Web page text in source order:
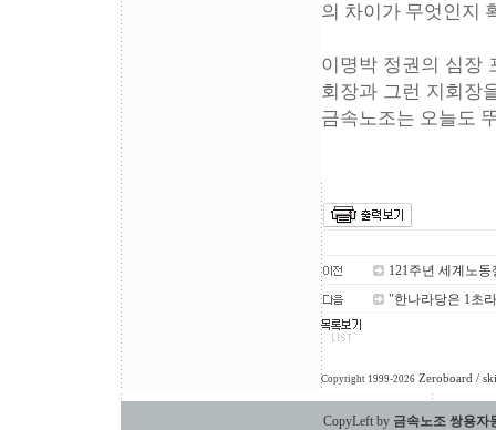
의 차이가 무엇인지
이명박 정권의 심장
회장과 그런 지회장
금속노조는 오늘도
121주년 세계노
"한나라당은 1초
Copyright 1999-2026 Zeroboard /
CopyLeft by 금속노조 쌍용자